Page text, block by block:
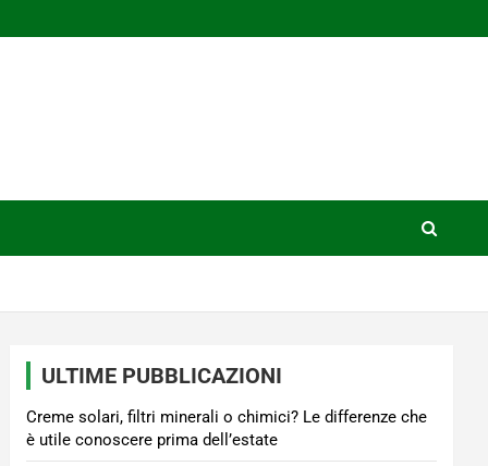
ULTIME PUBBLICAZIONI
Creme solari, filtri minerali o chimici? Le differenze che
è utile conoscere prima dell’estate